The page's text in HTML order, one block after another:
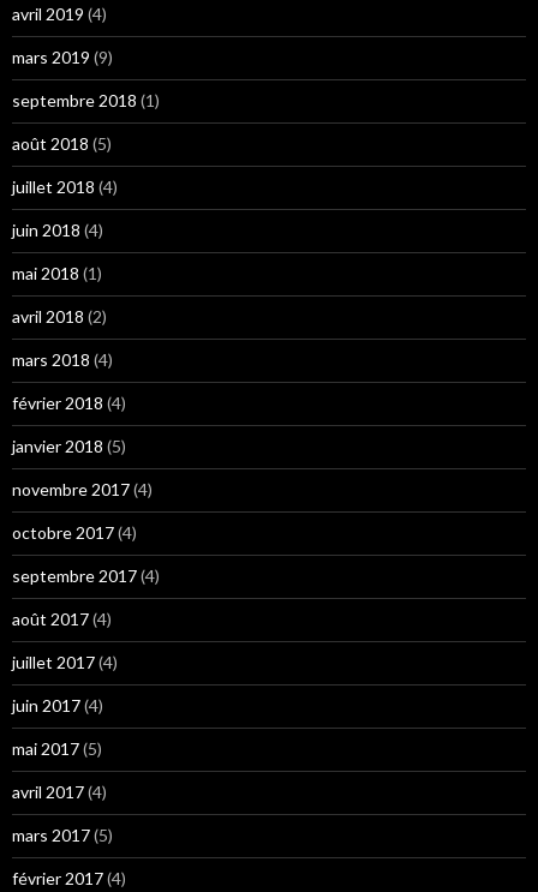
avril 2019 (4)
mars 2019 (9)
septembre 2018 (1)
août 2018 (5)
juillet 2018 (4)
juin 2018 (4)
mai 2018 (1)
avril 2018 (2)
mars 2018 (4)
février 2018 (4)
janvier 2018 (5)
novembre 2017(4)
octobre 2017(4)
septembre 2017(4)
août 2017(4)
juillet 2017(4)
juin 2017(4)
mai 2017(5)
avril 2017(4)
mars 2017(5)
février 2017(4)